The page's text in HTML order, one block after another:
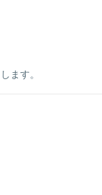
ます。